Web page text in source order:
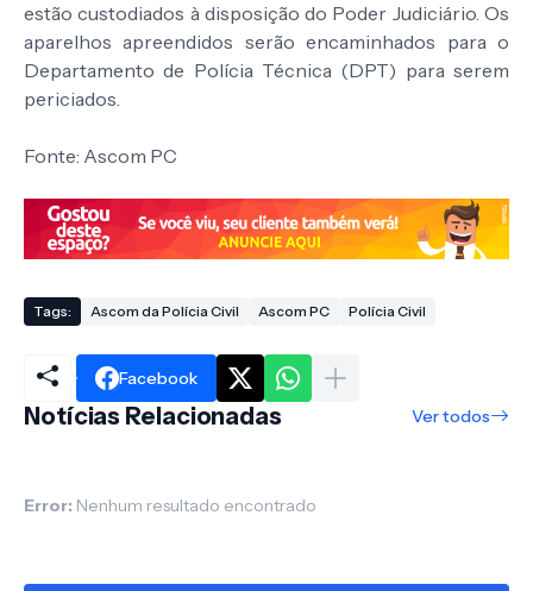
estão custodiados à disposição do Poder Judiciário. Os
aparelhos apreendidos serão encaminhados para o
Departamento de Polícia Técnica (DPT) para serem
periciados.
Fonte: Ascom PC
Tags: Ascom da Polícia Civil Ascom PC Polícia Civil
Facebook
Notícias Relacionadas Ver todos
Error: Nenhum resultado encontrado